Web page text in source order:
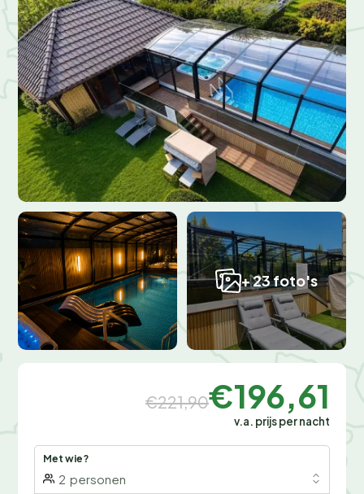
+ 23 foto's
€221,90€196,61
v.a. prijs per nacht
Met wie?
2 personen